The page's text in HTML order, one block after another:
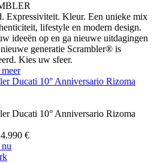
Expressiviteit. Kleur. Een unieke mix
lifestyle en modern design.
ideeën op en ga nieuwe uitdagingen
generatie Scrambler® is
Kies uw sfeer.
Ducati 10° Anniversario Rizoma
Ducati 10° Anniversario Rizoma
€
nu